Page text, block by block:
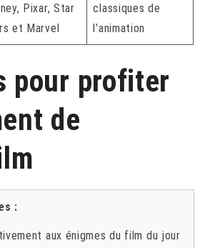
Pixar, Star
et Marvel
classiques de
l’animation
pour profiter
de
:
aux énigmes du film du jour